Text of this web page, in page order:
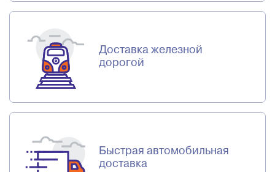
Доставка железной
дорогой
Быстрая автомобильная
доставка